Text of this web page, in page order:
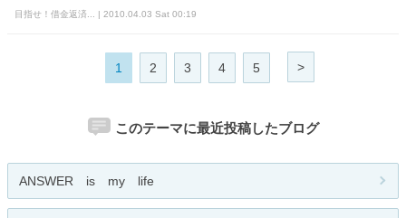
目指せ！借金返済... | 2010.04.03 Sat 00:19
1 2 3 4 5 >
このテーマに最近投稿したブログ
ANSWER is my life